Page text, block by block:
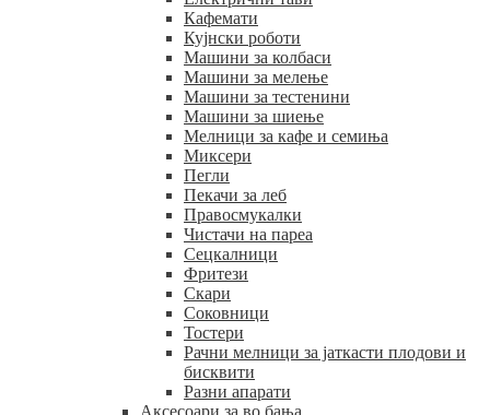
Кафемати
Кујнски роботи
Машини за колбаси
Машини за мелење
Машини за тестенини
Машини за шиење
Мелници за кафе и семиња
Миксери
Пегли
Пекачи за леб
Правосмукалки
Чистачи на пареа
Сецкалници
Фритези
Скари
Соковници
Тостери
Рачни мелници за јаткасти плодови и
бисквити
Разни апарати
Аксесоари за во бања